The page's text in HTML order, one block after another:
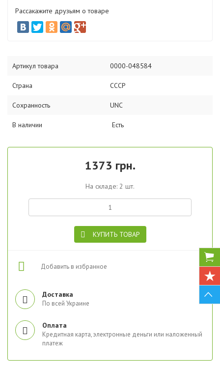
Рассакажите друзьям о товаре
Артикул товара 0000-048584
Страна СССР
Сохранность UNC
В наличии Есть
1373 грн.
На складе: 2 шт.
КУПИТЬ ТОВАР
Добавить в избранное
Доставка
По всей Украине
Оплата
Кредитная карта, электронные деньги или наложенный
платеж